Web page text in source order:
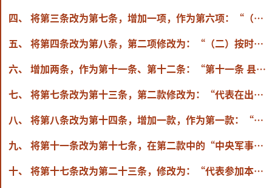
四、 将第三条改为第七条，增加一项，作为第六项：“（六）参加本级人民代表大会闭会期间统一组织的履职活动”。
五、 将第四条改为第八条，第二项修改为：“（二）按时出席本级人民代表大会会议，认真审议各项议案、报告和其他议题，发表意见，参加选举和表决，遵守会议纪律，做好会议期间的各项工作”。
六、 增加两条，作为第十一条、第十二条：“第十一条 县级以上的各级人民代表大会常务委员会和乡、民族乡、镇的人民代表大会主席团应当密切同代表的联系，丰富代表联系人民群众的内容和形式，加强代表工作能力建设，支持和保障代表依法履职，充分发挥代表作用。
七、 将第七条改为第十三条，第二款修改为：“代表在出席本级人民代表大会会议前，应当通过多种方式听取人民群众的意见和要求，根据安排认真研读拟提请会议审议的议案和报告，为会议期间执行代表职务做好准备。”
八、 将第八条改为第十四条，增加一款，作为第一款：“县级以上的各级人民代表大会代表按照选举单位、行政区域等组成代表团。乡、民族乡、镇的人民代表大会代表根据实际需要，可以组成代表团。”
九、 将第十一条改为第十七条，在第二款中的“中央军事委员会主席的人选”后增加“国家监察委员会主任的人选”。
十、 将第十七条改为第二十三条，修改为：“代表参加本级人民代表大会表决，可以表示赞成，可以表示反对，也可以表示弃权。”